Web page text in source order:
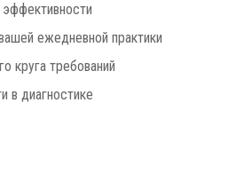
ежедневной практики
круга требований
в диагностике